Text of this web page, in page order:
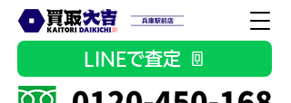
LINEで査定